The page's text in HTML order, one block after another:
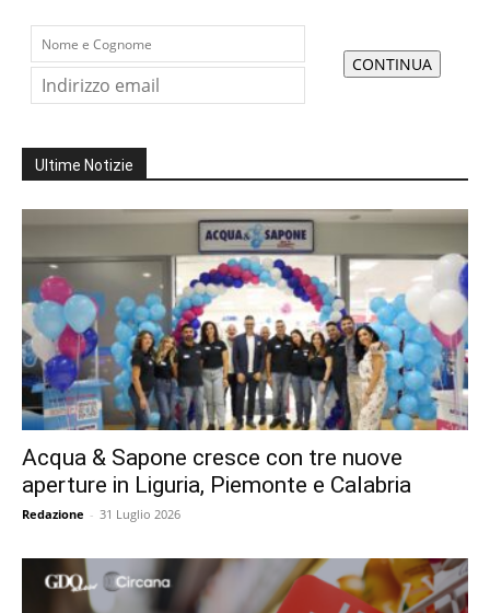
Ultime Notizie
Acqua & Sapone cresce con tre nuove
aperture in Liguria, Piemonte e Calabria
Redazione - 31 Luglio 2026